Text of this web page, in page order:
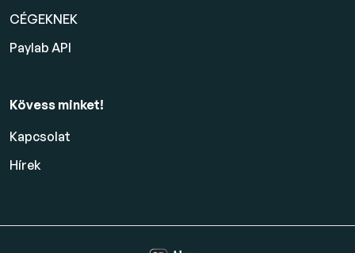
CÉGEKNEK
Paylab API
Kövess minket!
Kapcsolat
Hírek